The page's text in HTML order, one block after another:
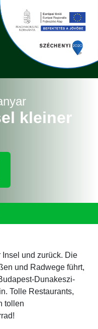
kleiner
und zurück. Die
und Radwege führt,
Dunakeszi-
Tolle Restaurants,
tollen